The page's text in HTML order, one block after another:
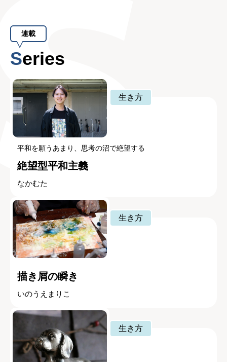
連載
Series
生き方
平和を願うあまり、思考の沼で絶望する
絶望型平和主義
なかむた
生き方
描き屑の瞬き
いのうえまりこ
生き方